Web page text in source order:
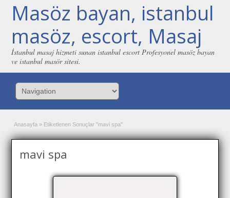
Masöz bayan, istanbul
masöz, escort, Masaj
İstanbul masaj hizmeti sunan istanbul escort Profesyonel masöz bayan
ve istanbul masör sitesi.
Anasayfa » Etiketlenen Sonuçlar "mavi spa"
mavi spa